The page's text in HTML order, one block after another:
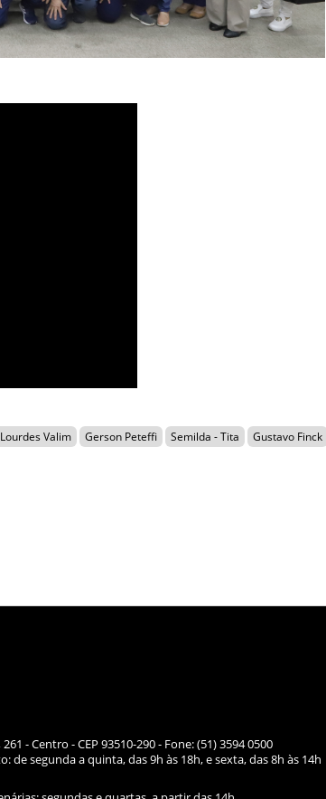
Lourdes Valim Gerson Peteffi Semilda - Tita Gustavo Finck
- Centro - CEP 93510-290 - Fone: (51) 3594 0500
de segunda a quinta, das 9h às 18h, e sexta, das8h às 14h